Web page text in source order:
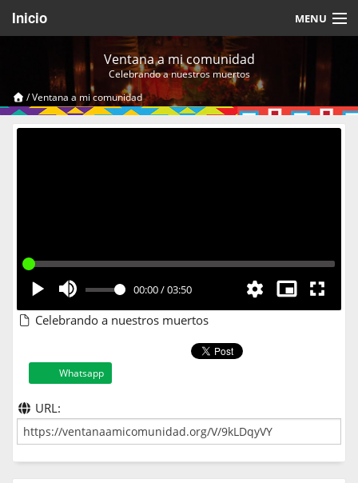
Inicio MENU
Videos Temáticos
Cerrar Sesión
Ventana a mi comunidad
Celebrando a nuestros muertos
/Ventana a mi comunidad
00:00/03:50
Celebrando a nuestros muertos
Whatsapp
URL: